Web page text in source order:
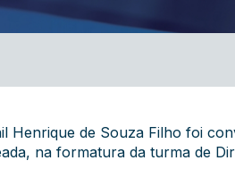
Henrique de Souza Filho foi
na formatura da turma de